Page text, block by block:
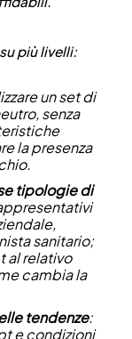
più livelli:
un set di
senza
la presenza
tipologie di
sanitario;
al relativo
cambia la
tendenze:
e condizioni